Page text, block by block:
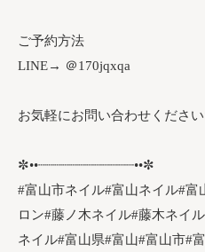
ご予約方法
LINE→ ＠170jqxqa
お気軽にお問い合わせくださ
✼••┈┈┈┈┈┈┈┈┈┈┈┈••✼
#富山市ネイル#富山ネイル#
ロン#藤ノ木ネイル#藤木ネイ
ネイル#富山県#富山#富山市#